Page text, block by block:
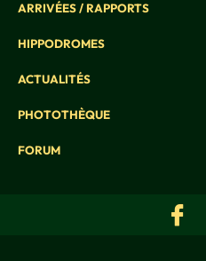
ARRIVÉES / RAPPORTS
HIPPODROMES
ACTUALITÉS
PHOTOTHÈQUE
FORUM